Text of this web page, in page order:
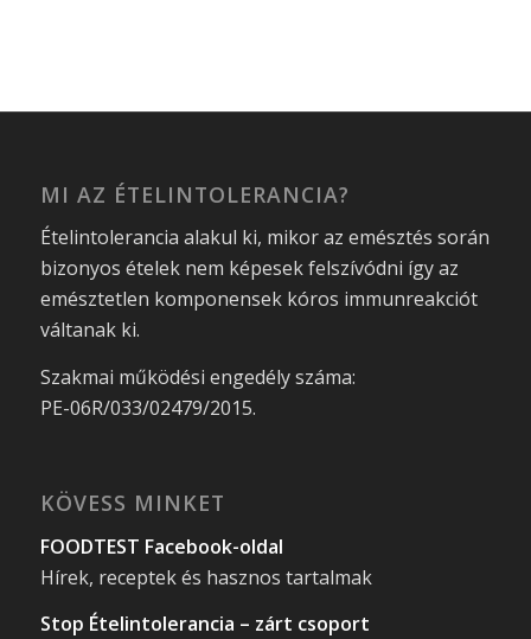
MI AZ ÉTELINTOLERANCIA?
Ételintolerancia alakul ki, mikor az emésztés során
bizonyos ételek nem képesek felszívódni így az
emésztetlen komponensek kóros immunreakciót
váltanak ki.
Szakmai működési engedély száma:
PE-06R/033/02479/2015.
KÖVESS MINKET
FOODTEST Facebook-oldal
Hírek, receptek és hasznos tartalmak
Stop Ételintolerancia – zárt csoport